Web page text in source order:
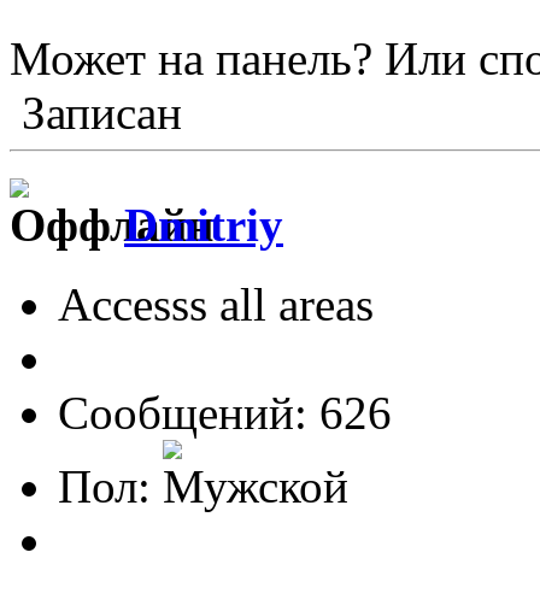
Может на панель? Или
Записан
Dmitriy
Accesss all areas
Сообщений: 626
Пол: